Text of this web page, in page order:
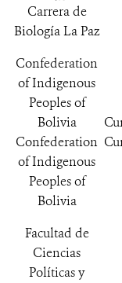
Carrera de
Biología La Paz
Confederation
of Indigenous
Peoples of
Bolivia
Confederation
of Indigenous
Peoples of
Bolivia
Facultad de
Ciencias
Políticas y